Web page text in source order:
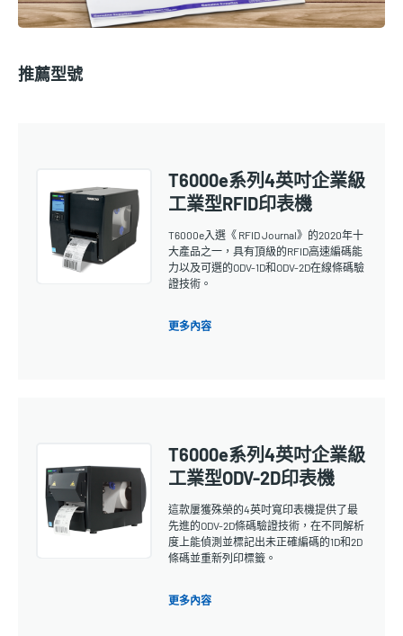
推薦型號
T6000e系列4英吋企業級
工業型RFID印表機
T6000e入選《 RFID Journal》的2020年十
大產品之一，具有頂級的RFID高速編碼能
力以及可選的ODV-1D和ODV-2D在線條碼驗
證技術。
更多內容
T6000e系列4英吋企業級
工業型ODV-2D印表機
這款屢獲殊榮的4英吋寬印表機提供了最
先進的ODV-2D條碼驗證技術，在不同解析
度上能偵測並標記出未正確編碼的1D和2D
條碼並重新列印標籤。
更多內容